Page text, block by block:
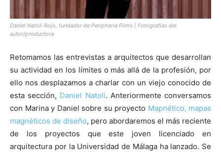
Daniel Natoli Rojo, fundador de Peripheria Films | Fotografías del
autor/productora
Retomamos las entrevistas a arquitectos que desarrollan
su actividad en los límites o más allá de la profesión, por
ello nos desplazamos a charlar con un viejo conocido de
esta sección, Daniel Natoli. Anteriormente conversamos
con Marina y Daniel sobre su proyecto Mapnético, mapas
magnéticos de diseño, pero abordaremos el más reciente
de los proyectos que este joven licenciado en
arquitectura por la Universidad de Málaga ha lanzado. Se